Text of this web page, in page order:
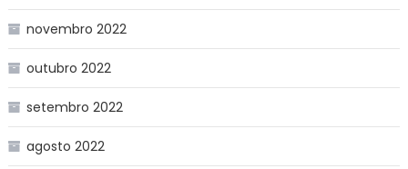
novembro 2022
outubro 2022
setembro 2022
agosto 2022